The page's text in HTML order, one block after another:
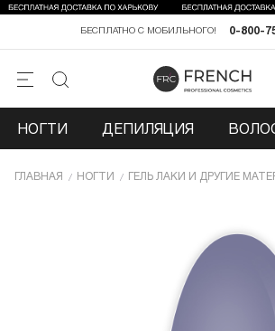
0-800-
БЕСПЛАТНО С МОБИЛЬНОГО!
НОГТИ ДЕПИЛЯЦИЯ
ГЛАВНАЯ НОГТИ ГЕЛЬ ЛАКИ И ДРУГИЕ